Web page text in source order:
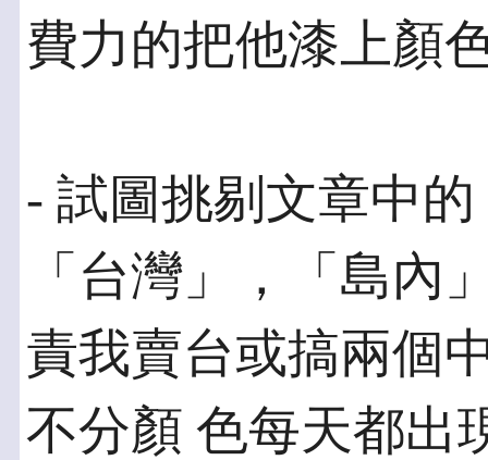
費力的把他漆上顏
- 試圖挑剔文章中
「台灣」，「島內
責我賣台或搞兩個
不分顏 色每天都出